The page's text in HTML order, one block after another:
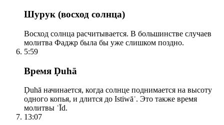
Шурук (восход солнца)
Восход солнца расчитывается. В большинстве случаев
молитва Фаджр была бы уже слишком поздно.
5:59
Время Ḍuhā
Ḍuhā начинается, когда солнце поднимается на высоту
одного копья, и длится до Istiwāʾ. Это также время
молитвы ʿĪd.
13:07